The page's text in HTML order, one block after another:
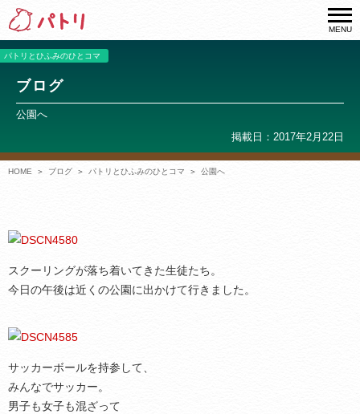
MENU
パトリとひふみのひとコマ
ブログ
公園へ
掲載日：2017年2月22日
HOME ブログ パトリとひふみのひとコマ 公園へ
スクーリングが落ち着いてきた生徒たち。
今日の午後は近くの公園に出かけて行きました。
サッカーボールを持参して、
みんなでサッカー。
男子も女子も混ざって